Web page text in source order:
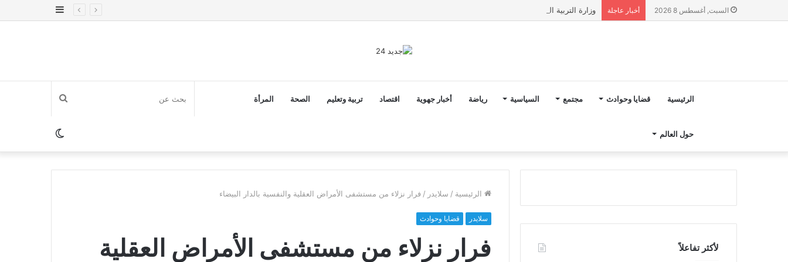
السبت, أغسطس 8 2026 أخبار عاجلة وزارة التربية الوطنية تؤكد انطلاق الدخول المدرسي 2026-2027 في موعده الرسمي
إضافة
الرئيسية قضايا وحوادث مجتمع السياسية رياضة أخبار جهوية اقتصاد تربية وتعليم الصحة المرأة
حول العالم
بحث
عنالوضع
المظلم
الرئيسية / سلايدر / فرار نزلاء من مستشفى الأمراض العقلية والنفسية بالدار البيضاء
سلايدر قضايا وحوادث
فرار نزلاء من مستشفى الأمراض العقلية
لأكثر تفاعلاً